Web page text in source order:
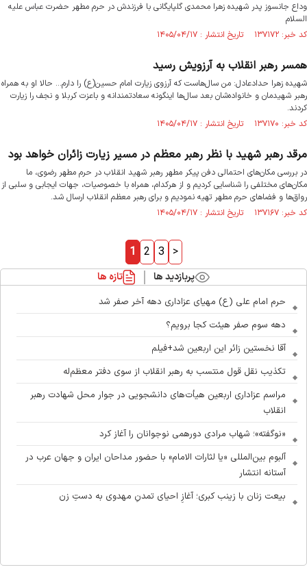
وداع جانسوز پدر شهیده زهرا محمدی گلپایگانی با فرزندش در حرم مطهر حضرت عباس علیه
السلام
کد خبر: ۱۳۷۱۷۲ تاریخ انتشار : ۱۴۰۵/۰۴/۱۷
همسر رهبر انقلاب به آرزویش رسید
شهیده زهرا حدادعادل: من سال‌هاست که آرزوی زیارت امام حسین(ع) را دارم... حالا او به همراه
رهبر شهیدمان و خانواده‌شان بعد سال‌ها اینگونه سعادتمندانه و باعزت کربلا و نجف را زیارت
کردند.
کد خبر: ۱۳۷۱۷۰ تاریخ انتشار : ۱۴۰۵/۰۴/۱۷
مرقد رهبر شهید با نظر رهبر معظم در مسیر زیارت زائران خواهد بود
در بررسی مکان‌های احتمالی دفن پیکر مطهر رهبر شهید انقلاب در حرم مطهر رضوی، ما
مکان‌های مختلفی را شناسایی کردیم و از هرکدام، همراه با خصوصیات، جهات ایجابی و سلبی از
رواق‌ها و فضا‌های حرم مطهر تهیه نمودیم و برای رهبر معظم انقلاب ارسال شد.
کد خبر: ۱۳۷۱۶۷ تاریخ انتشار : ۱۴۰۵/۰۴/۱۷
1 2 3 >
پربازدید ها تازه ها
حرم امام علی (ع) مهیای عزاداری دهه آخر صفر شد
دهه سوم صفر هیئت کجا برویم؟
آقا نخستین زائر این اربعین شد+فیلم
تکذیب نقل قول منتسب به رهبر انقلاب از سوی دفتر معظم‌له
مراسم عزاداری اربعین هیأت‌های دانشجویی در جوار محل شهادت رهبر
انقلاب
«نوگفته»؛ شهاب مرادی دورهمی نوجوانان را آغاز کرد
آلبوم بین‌المللی «یا لثارات الامام» با حضور مداحان ایران و جهان عرب در
آستانه انتشار
بیعت زنان با زینب کبری؛ آغازِ احیای تمدنِ مهدوی به دستِ زن